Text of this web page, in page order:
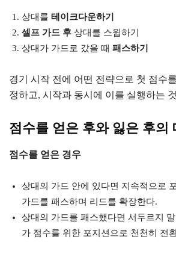
상대를 테이크다운하기
셀프 가드 후 상대를 스윕하기
상대가 가드로 갔을 때 패스하기
경기 시작 전에 어떤 전략으로 첫 점수
정하고, 시작과 동시에 이를 실행하는
점수를 얻은 후와 잃은 후의
점수를 얻은 경우
상대의 가드 안에 있다면 지속적으로
가드를 패스하며 리드를 확장한다.
상대의 가드를 패스했다면 서두르지
가 점수를 위한 포지션으로 천천히 전